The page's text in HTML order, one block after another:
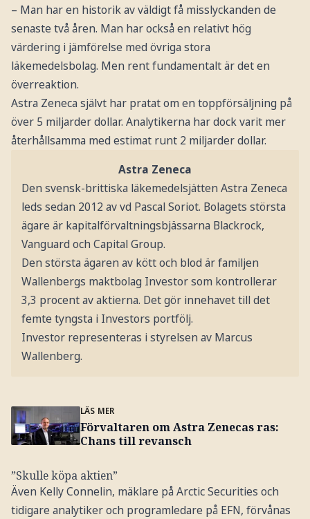
– Man har en historik av väldigt få misslyckanden de
senaste två åren. Man har också en relativt hög
värdering i jämförelse med övriga stora
läkemedelsbolag. Men rent fundamentalt är det en
överreaktion.
Astra Zeneca självt har pratat om en toppförsäljning på
över 5 miljarder dollar. Analytikerna har dock varit mer
återhållsamma med estimat runt 2 miljarder dollar.
Astra Zeneca
Den svensk-brittiska läkemedelsjätten Astra Zeneca
leds sedan 2012 av vd Pascal Soriot. Bolagets största
ägare är kapitalförvaltningsbjässarna Blackrock,
Vanguard och Capital Group.
Den största ägaren av kött och blod är familjen
Wallenbergs maktbolag Investor som kontrollerar
3,3 procent av aktierna. Det gör innehavet till det
femte tyngsta i Investors portfölj.
Investor representeras i styrelsen av Marcus
Wallenberg.
LÄS MER
Förvaltaren om Astra Zenecas ras:
Chans till revansch
”Skulle köpa aktien”
Även Kelly Connelin, mäklare på Arctic Securities och
tidigare analytiker och programledare på EFN, förvånas